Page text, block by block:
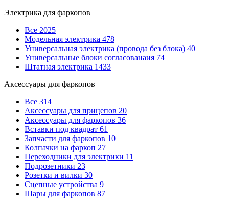
Электрика для фаркопов
Все 2025
Модельная электрика 478
Универсальная электрика (провода без блока) 40
Универсальные блоки согласованаия 74
Штатная электрика 1433
Аксессуары для фаркопов
Все 314
Аксессуары для прицепов 20
Аксессуары для фаркопов 36
Вставки под квадрат 61
Запчасти для фаркопов 10
Колпачки на фаркоп 27
Переходники для электрики 11
Подрозетники 23
Розетки и вилки 30
Сцепные устройства 9
Шары для фаркопов 87